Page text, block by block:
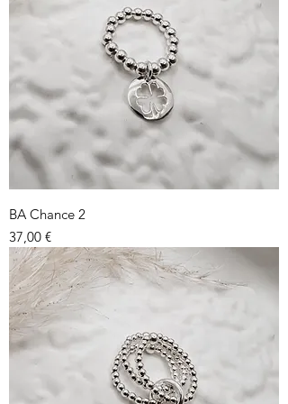
BA Chance 2
Prix
37,00 €